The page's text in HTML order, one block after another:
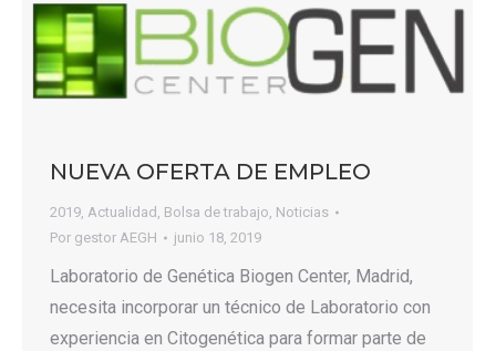
NUEVA OFERTA DE EMPLEO
2019, Actualidad , Bolsa de trabajo, Noticias
Por gestor AEGH junio 18, 2019
Laboratorio de Genética Biogen Center, Madrid,
necesita incorporar un técnico de Laboratorio con
experiencia en Citogenética para formar parte de